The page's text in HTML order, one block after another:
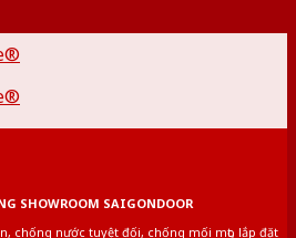
SHOWROOM SAIGONDOOR
chống nước tuyệt đối, chống mối mọt, lắp đặt